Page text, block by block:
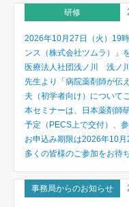
研修
2026年10月27日（火）19時30分より「ファーマシーセミナーアドバ
ンス（株式会社ツムラ）」
医療法人社団浅ノ川 浅
先生より「病院薬剤師が伝
夫（初学者向け）について
本セミナーは、日本薬剤師
予定（PECS上で交付）、
お申込み期限は2026年10月
多くの皆様のご参加をお待
事務局からのお知らせ